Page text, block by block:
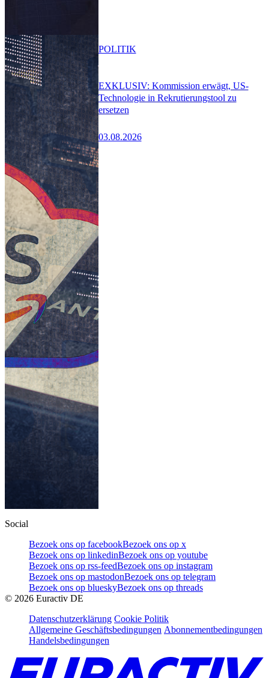
EXKLUSIV: Kommission erwägt, US-
Technologie in Rekrutierungstool zu
ersetzen
03.08.2026
POLITIK
Social
Bezoek ons op facebookBezoek ons op x
Bezoek ons op linkedinBezoek ons op youtube
Bezoek ons op rss-feedBezoek ons op instagram
Bezoek ons op mastodonBezoek ons op telegram
Bezoek ons op blueskyBezoek ons op threads
© 2026 Euractiv DE
Datenschutzerklärung Cookie Politik
Allgemeine Geschäftsbedingungen Abonnementbedingungen
Handelsbedingungen